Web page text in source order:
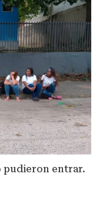
pudieron entrar.